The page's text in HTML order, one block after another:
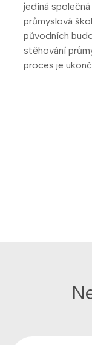
jediná
průmyslová
původních
stěhování
proces je